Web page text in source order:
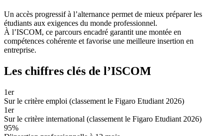
Un accès progressif à l’alternance permet de mieux préparer les
étudiants aux exigences du monde professionnel.
À l’ISCOM, ce parcours encadré garantit une montée en
compétences cohérente et favorise une meilleure insertion en
entreprise.
Les chiffres clés de l’ISCOM
1er
Sur le critère emploi (classement le Figaro Etudiant 2026)
1er
Sur le critère international (classement le Figaro Etudiant 2026)
95%